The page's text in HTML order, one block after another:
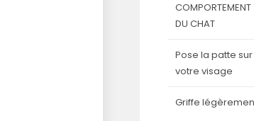
COMPORTEMENT
DU CHAT
Pose la patte sur
votre visage
Griffe